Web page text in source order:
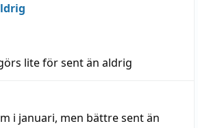
lite för sent än aldrig
i januari, men bättre sent än